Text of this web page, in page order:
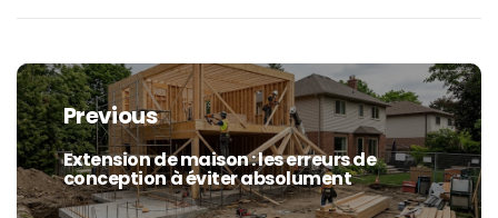
Navigation
de
l’article
Previous
Previous
post:
Extension de maison : les erreurs de
conception à éviter absolument